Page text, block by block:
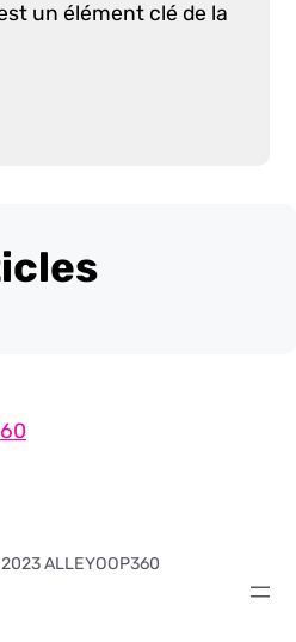
un élément clé de la
ALLEYOOP360